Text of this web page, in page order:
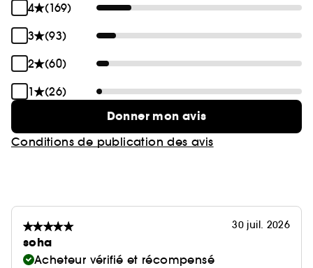
4
(169)
3
(93)
2
(60)
1
(26)
Donner mon avis
Conditions de publication des avis
30 juil. 2026
soha
Acheteur vérifié et récompensé